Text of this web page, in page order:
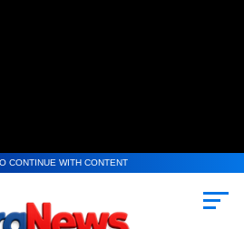
CONTINUE WITH CONTENT